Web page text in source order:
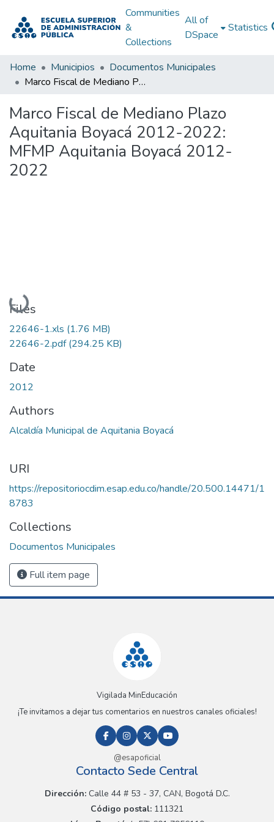
Communities
&
Collections
All of
DSpace
Statistics
Home Municipios
Documentos Municipales
Marco Fiscal de Mediano Plazo Aquitania Boyacá 2012-2022: MFMP Aquitania Boyacá 2012-2022
Marco Fiscal de Mediano Plazo
Aquitania Boyacá 2012-2022:
MFMP Aquitania Boyacá 2012-
2022
Loading...
Files
22646-1.xls (1.76 MB)
22646-2.pdf(294.25 KB)
Date
2012
Authors
Alcaldía Municipal de Aquitania Boyacá
URI
https://repositoriocdim.esap.edu.co/handle/20.500.14471/1
8783
Collections
Documentos Municipales
Full item page
Vigilada MinEducación
¡Te invitamos a dejar tus comentarios en nuestros canales oficiales!
@esapoficial
Contacto Sede Central
Dirección:Calle 44 # 53 - 37, CAN, Bogotá D.C.
Código postal: 111321